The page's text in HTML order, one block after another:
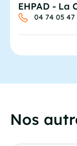
EHPAD - La
04 74 05 47
Nos